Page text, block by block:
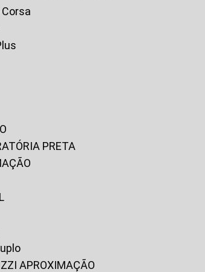
Corsa
PRETA
IZZI APROXIMAÇÃO